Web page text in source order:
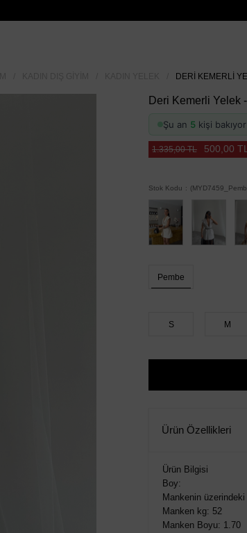
DERI KEMERLI
Deri Kemerli Yelek
Şu an 5 kişi
1.335,00 TL 500,00 TL
Stok Kodu
Pembe
S M
Ürün Özellikleri
Ürün Bilgisi
Boy:
Mankenin
Manken kg: 52
Manken Boyu: 1.70